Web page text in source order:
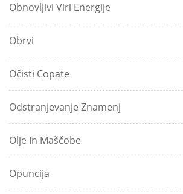
Obnovljivi Viri Energije
Obrvi
Očisti Copate
Odstranjevanje Znamenj
Olje In Maščobe
Opuncija